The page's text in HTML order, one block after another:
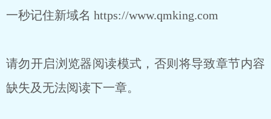
一秒记住新域名 https://www.qmking.com
请勿开启浏览器阅读模式，否则将导致章节内容
缺失及无法阅读下一章。